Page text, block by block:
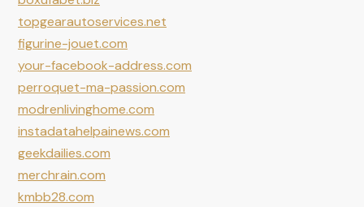
topgearautoservices.net
figurine-jouet.com
your-facebook-address.com
perroquet-ma-passion.com
modrenlivinghome.com
instadatahelpainews.com
geekdailies.com
merchrain.com
kmbb28.com